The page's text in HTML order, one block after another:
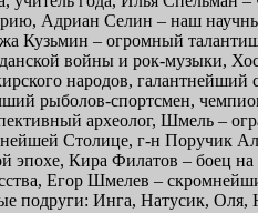
Адриан Селин – наш
Кузьмин – огромный
войны и рок-музыки,
народов, галантнейший
рыболов-спортсмен,
археолог, Шмель –
Столице, г-н Поручик
эпохе, Кира Филатов – боец на
Егор Шмелев –
подруги: Инга, Натусик, Оля,